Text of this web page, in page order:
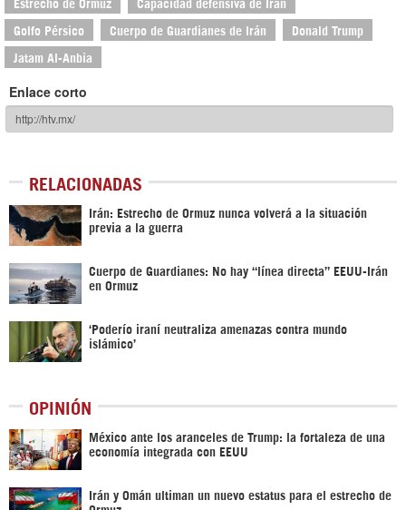
Estrecho de Ormuz Capacidad defensiva de Irán
Golfo Pérsico Cuerpo de Guardianes de Irán Donald Trump
Jatam Al-Anbia
Enlace corto
RELACIONADAS
Irán: Estrecho de Ormuz nunca volverá a la situación
previa a la guerra
Cuerpo de Guardianes: No hay “línea directa” EEUU-Irán
en Ormuz
‘Poderío iraní neutraliza amenazas contra mundo
islámico’
OPINIÓN
México ante los aranceles de Trump: la fortaleza de una
economía integrada con EEUU
Irán y Omán ultiman un nuevo estatus para el estrecho de
Ormuz